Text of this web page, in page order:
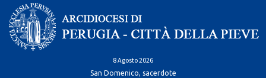
Skip
content
8 Agosto 2026
San Domenico, sacerdote